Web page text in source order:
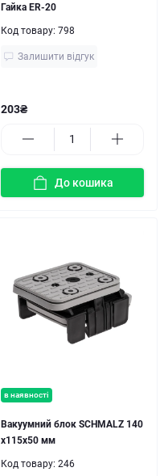
Гайка ER-20
Код товару: 798
Залишити відгук
203₴
До кошика
в наявності
Вакуумний блок SCHMALZ 140
x115х50 мм
Код товару: 246